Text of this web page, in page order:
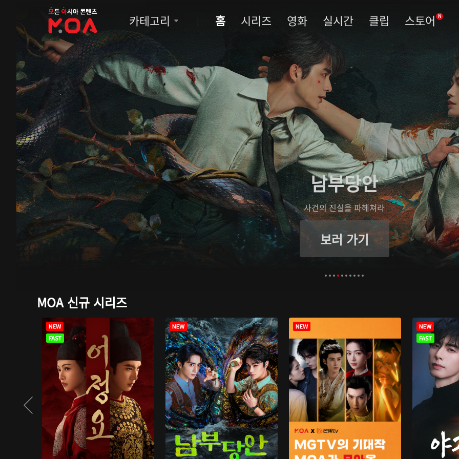
MOA
카테고리 홈 시리즈 영화 실시간 클립 스토어 N
남부당안
사건의 진실을 파헤쳐라
보러 가기
MOA 신규 시리즈